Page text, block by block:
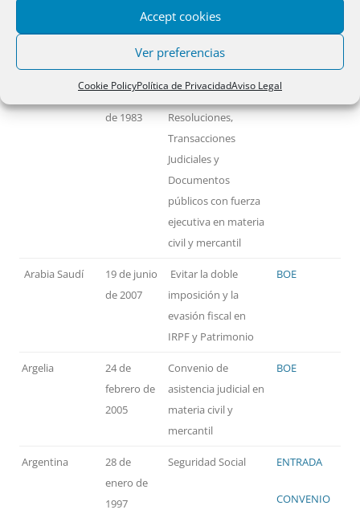
Accept cookies
Ver preferencias
Cookie PolicyPolítica de PrivacidadAviso Legal
de 1983
Resoluciones,
Transacciones
Judiciales y
Documentos
públicos con fuerza
ejecutiva en materia
civil y mercantil
Arabia Saudí
19 de junio
de 2007
Evitar la doble
imposición y la
evasión fiscal en
IRPF y Patrimonio
BOE
Argelia
24 de
febrero de
2005
Convenio de
asistencia judicial en
materia civil y
mercantil
BOE
Argentina
28 de
enero de
1997
Seguridad Social ENTRADA
CONVENIO